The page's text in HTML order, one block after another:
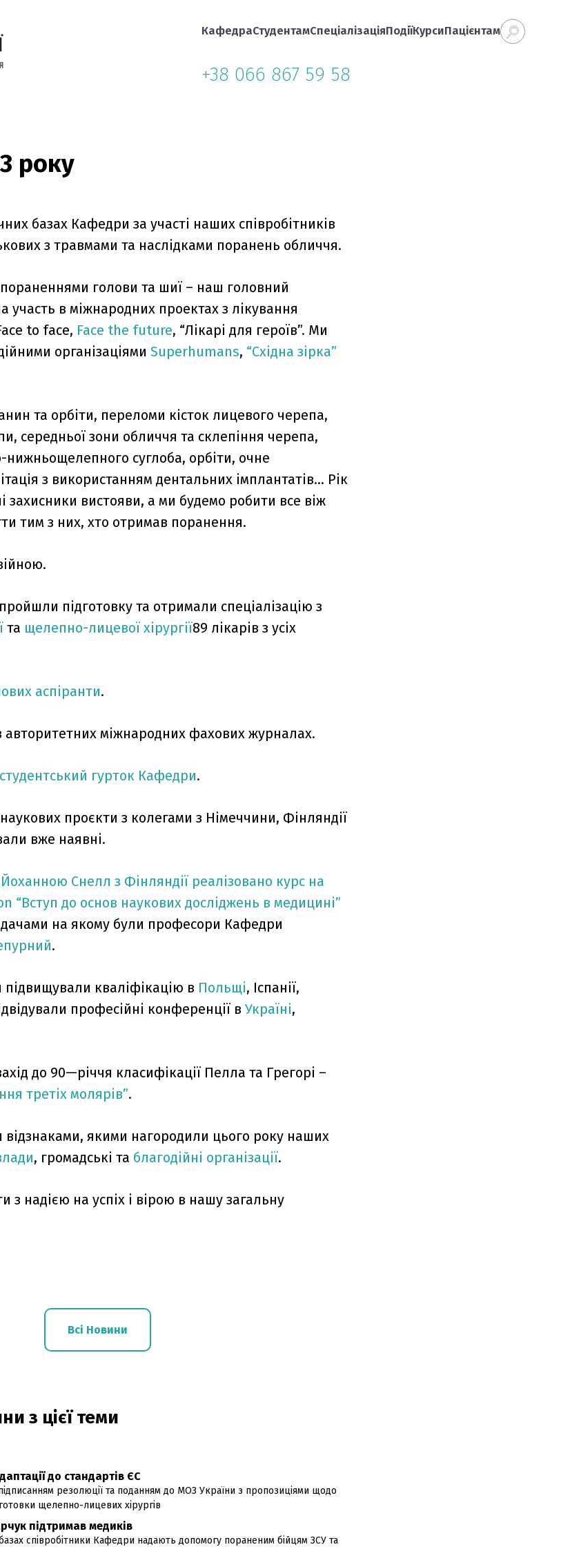
КафедраСтудентамСпеціалізаціяПодіїКурсиПацієнтам
+38 066 867 59 58
року
базах Кафедри за участі наших співробітників
з травмами та наслідками поранень обличчя.
голови та шиї – наш головний
участь в міжнародних проектах з лікування
to face, Face the future, “Лікарі для героїв”. Ми
організаціями Superhumans, “Східна зірка”
та орбіти, переломи кісток лицевого черепа,
середньої зони обличчя та склепіння черепа,
нижньощелепного суглоба, орбіти, очне
з використанням дентальних імплантатів… Рік
захисники вистояви, а ми будемо робити все віж
тим з них, хто отримав поранення.
підготовку та отримали спеціалізацію з
та щелепно-лицевої хірургії89 лікарів з усіх
аспіранти.
авторитетних міжнародних фахових журналах.
гурток Кафедри.
проєкти з колегами з Німеччини, Фінляндії
вже наявні.
Йоханною Снелл з Фінляндії реалізовано курс на
“Вступ до основ наукових досліджень в медицині”
на якому були професори Кафедри
.
кваліфікацію в Польщі, Іспанії,
професійні конференції в Україні,
до 90—річчя класифікації Пелла та Грегорі –
третіх молярів”.
якими нагородили цього року наших
, громадські та благодійні організації.
надією на успіх і вірою в нашу загальну
Всі Новини
з цієї теми
до стандартів ЄС
резолюції та поданням до МОЗ України з пропозиціями щодо
щелепно-лицевих хірургів
підтримав медиків
базах співробітники Кафедри надають допомогу пораненим бійцям ЗСУ та